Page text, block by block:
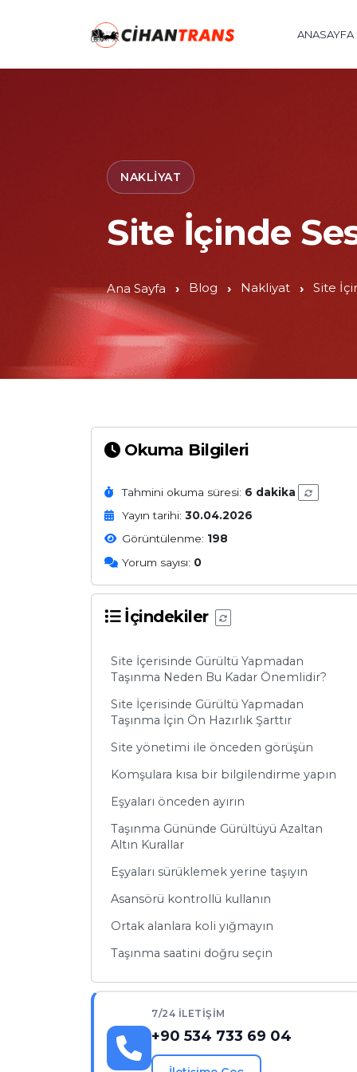
ANASAYFA
NAKLIYAT
Site İçinde
Ana Sayfa Blog Nakliyat Site
Okuma Bilgileri
Tahmini okuma süresi: 6 dakika
Yayın tarihi:30.04.2026
Görüntülenme: 198
Yorum sayısı: 0
İçindekiler
Site İçerisinde Gürültü Yapmadan
Taşınma Neden Bu Kadar Önemlidir?
Site İçerisinde Gürültü Yapmadan
Taşınma İçin Ön Hazırlık Şarttır
Site yönetimi ile önceden görüşün
Komşulara kısa bir bilgilendirme yapın
Eşyaları önceden ayırın
Taşınma Gününde Gürültüyü Azaltan
Altın Kurallar
Eşyaları sürüklemek yerine taşıyın
Asansörü kontrollü kullanın
Ortak alanlara koli yığmayın
Taşınma saatini doğru seçin
Hangi Eşyalar Gürültü Riskini Daha Fazla
Artırır?
Sessiz Taşınmada Profesyonel Ekip
Neden Fark Yaratır?
Profesyonel ekibin avantajları
7/24 İLETIŞIM
+90 534 733 69 04